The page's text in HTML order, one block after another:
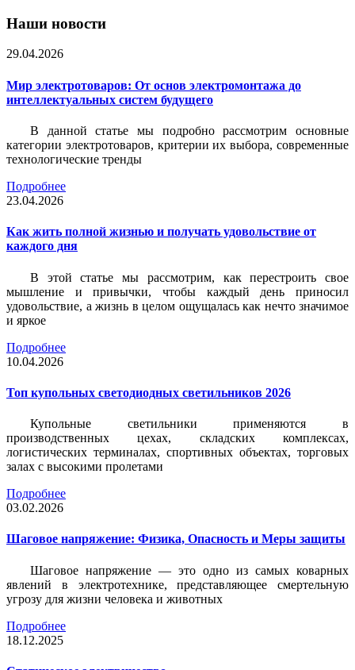
Наши новости
29.04.2026
Мир электротоваров: От основ электромонтажа до
интеллектуальных систем будущего
В данной статье мы подробно рассмотрим основные
категории электротоваров, критерии их выбора, современные
технологические тренды
Подробнее
23.04.2026
Как жить полной жизнью и получать удовольствие от
каждого дня
В этой статье мы рассмотрим, как перестроить свое
мышление и привычки, чтобы каждый день приносил
удовольствие, а жизнь в целом ощущалась как нечто значимое
и яркое
Подробнее
10.04.2026
Топ купольных светодиодных светильников 2026
Купольные светильники применяются в
производственных цехах, складских комплексах,
логистических терминалах, спортивных объектах, торговых
залах с высокими пролетами
Подробнее
03.02.2026
Шаговое напряжение: Физика, Опасность и Меры защиты
Шаговое напряжение — это одно из самых коварных
явлений в электротехнике, представляющее смертельную
угрозу для жизни человека и животных
Подробнее
18.12.2025